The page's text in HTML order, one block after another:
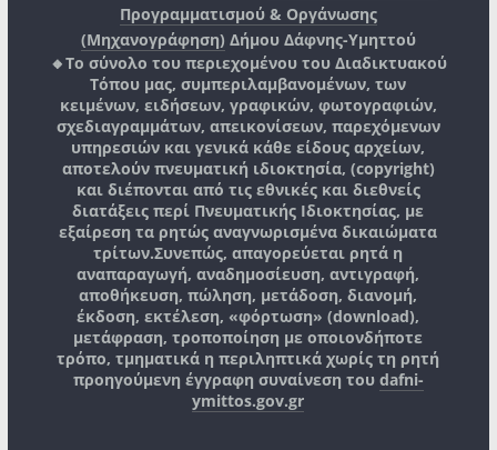
Προγραμματισμού & Οργάνωσης
(Μηχανογράφηση) Δήμου Δάφνης-Υμηττού
🔸Το σύνολο του περιεχομένου του Διαδικτυακού
Τόπου μας, συμπεριλαμβανομένων, των
κειμένων, ειδήσεων, γραφικών, φωτογραφιών,
σχεδιαγραμμάτων, απεικονίσεων, παρεχόμενων
υπηρεσιών και γενικά κάθε είδους αρχείων,
αποτελούν πνευματική ιδιοκτησία, (copyright)
και διέπονται από τις εθνικές και διεθνείς
διατάξεις περί Πνευματικής Ιδιοκτησίας, με
εξαίρεση τα ρητώς αναγνωρισμένα δικαιώματα
τρίτων.Συνεπώς, απαγορεύεται ρητά η
αναπαραγωγή, αναδημοσίευση, αντιγραφή,
αποθήκευση, πώληση, μετάδοση, διανομή,
έκδοση, εκτέλεση, «φόρτωση» (download),
μετάφραση, τροποποίηση με οποιονδήποτε
τρόπο, τμηματικά η περιληπτικά χωρίς τη ρητή
προηγούμενη έγγραφη συναίνεση του dafni-
ymittos.gov.gr